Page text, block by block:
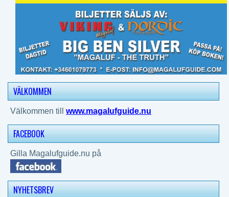
VÄLKOMMEN
Välkommen till www.magalufguide.nu
FACEBOOK
Gilla Magalufguide.nu på
NYHETSBREV